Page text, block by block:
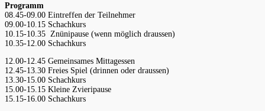
Programm
08.45-09.00 Eintreffen der Teilnehmer
09.00-10.15 Schachkurs
10.15-10.35 Znünipause (wenn möglich draussen)
10.35-12.00 Schachkurs
12.00-12.45 Gemeinsames Mittagessen
12.45-13.30 Freies Spiel (drinnen oder draussen)
13.30-15.00 Schachkurs
15.00-15.15 Kleine Zvieripause
15.15-16.00 Schachkurs